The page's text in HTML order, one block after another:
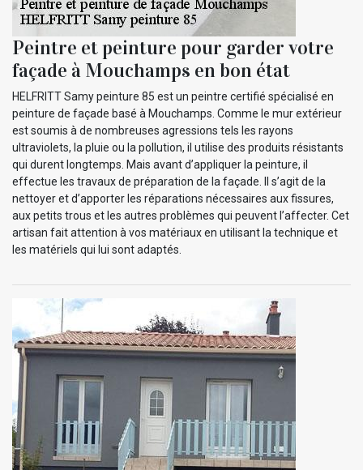
Peintre et peinture pour garder votre
façade à Mouchamps en bon état
HELFRITT Samy peinture 85 est un peintre certifié spécialisé en
peinture de façade basé à Mouchamps. Comme le mur extérieur
est soumis à de nombreuses agressions tels les rayons
ultraviolets, la pluie ou la pollution, il utilise des produits résistants
qui durent longtemps. Mais avant d’appliquer la peinture, il
effectue les travaux de préparation de la façade. Il s’agit de la
nettoyer et d’apporter les réparations nécessaires aux fissures,
aux petits trous et les autres problèmes qui peuvent l’affecter. Cet
artisan fait attention à vos matériaux en utilisant la technique et
les matériels qui lui sont adaptés.